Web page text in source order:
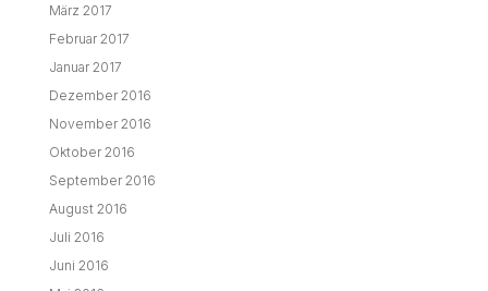
März 2017
Februar 2017
Januar 2017
Dezember 2016
November 2016
Oktober 2016
September 2016
August 2016
Juli 2016
Juni 2016